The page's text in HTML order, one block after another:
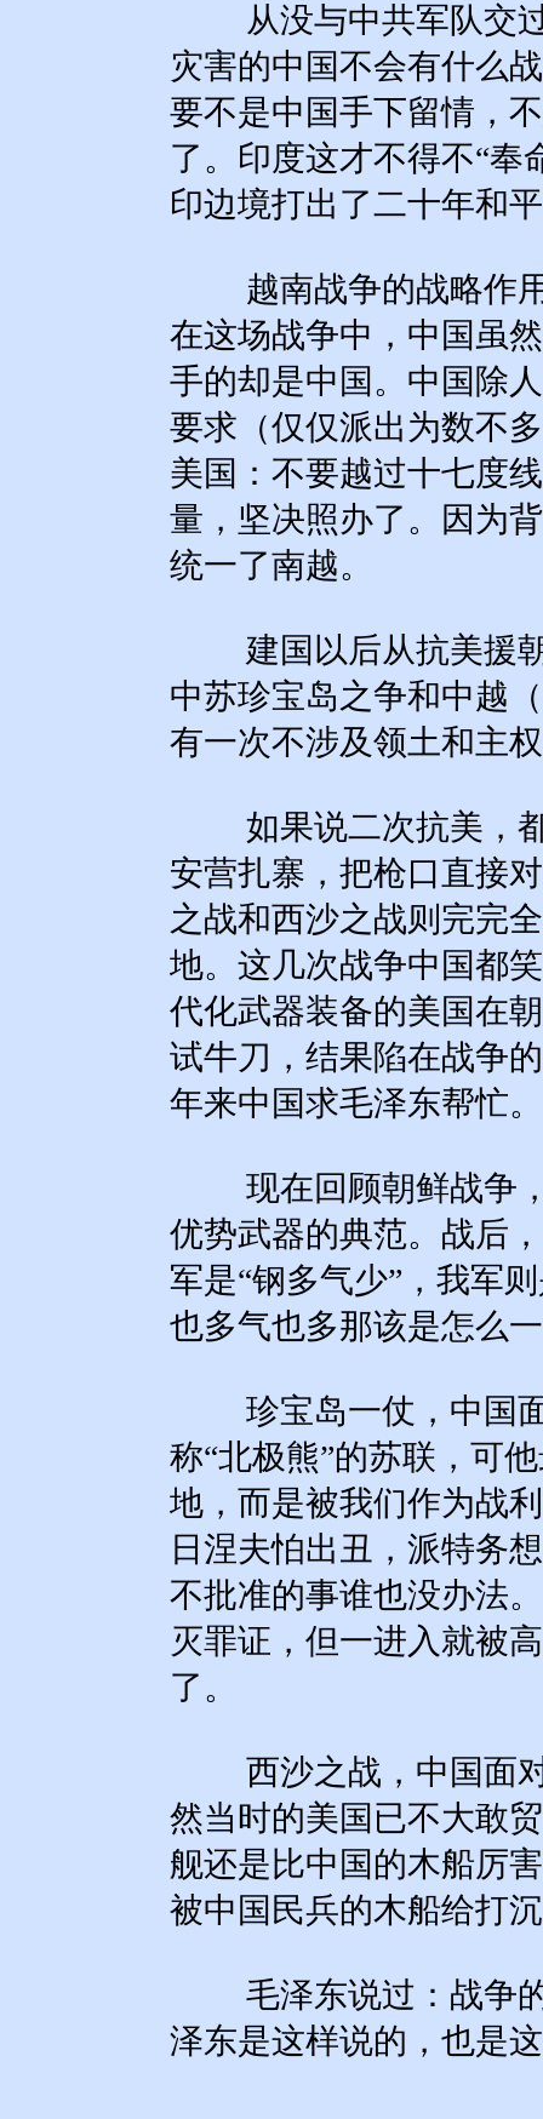
从没与中共军队交过
灾害的中国不会有什么
要不是中国手下留情，
了。印度这才不得不“奉
印边境打出了二十年和
越南战争的战略作用
在这场战争中，中国虽
手的却是中国。中国除
要求（仅仅派出为数不
美国：不要越过十七度
量，坚决照办了。因为
统一了南越。
建国以后从抗美援朝
中苏珍宝岛之争和中越
有一次不涉及领土和主
如果说二次抗美，都
安营扎寨，把枪口直接
之战和西沙之战则完完
地。这几次战争中国都
代化武器装备的美国在
试牛刀，结果陷在战争
年来中国求毛泽东帮忙。
现在回顾朝鲜战争，
优势武器的典范。战后
军是“钢多气少”，我军
也多气也多那该是怎么
珍宝岛一仗，中国面
称“北极熊”的苏联，可
地，而是被我们作为战
日涅夫怕出丑，派特务
不批准的事谁也没办法
灭罪证，但一进入就被
了。
西沙之战，中国面对
然当时的美国已不大敢
舰还是比中国的木船厉
被中国民兵的木船给打
毛泽东说过：战争的
泽东是这样说的，也是